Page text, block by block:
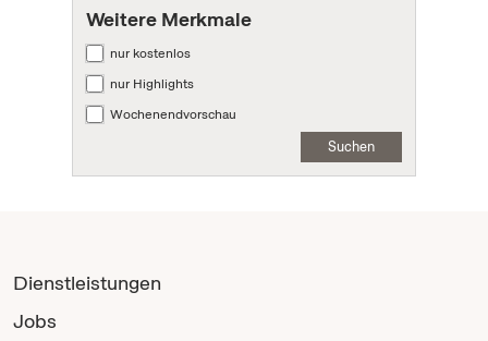
Weitere Merkmale
nur kostenlos
nur Highlights
Wochenendvorschau
Suchen
Dienstleistungen
Jobs